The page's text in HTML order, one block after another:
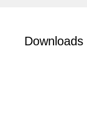
Downloads